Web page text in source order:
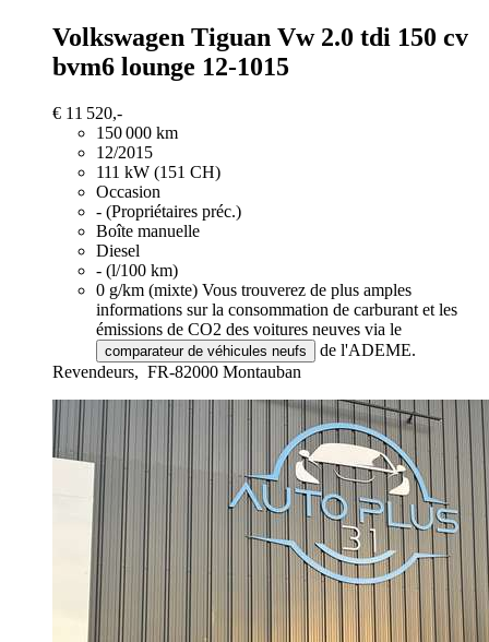
Volkswagen Tiguan Vw 2.0 tdi 150 cv
bvm6 lounge 12-1015
€ 11 520,-
150 000 km
12/2015
111 kW (151 CH)
Occasion
- (Propriétaires préc.)
Boîte manuelle
Diesel
- (l/100 km)
0 g/km (mixte) Vous trouverez de plus amples
informations sur la consommation de carburant et les
émissions de CO2 des voitures neuves via le
comparateur de véhicules neufs
de l'ADEME.
Revendeurs, FR-82000 Montauban